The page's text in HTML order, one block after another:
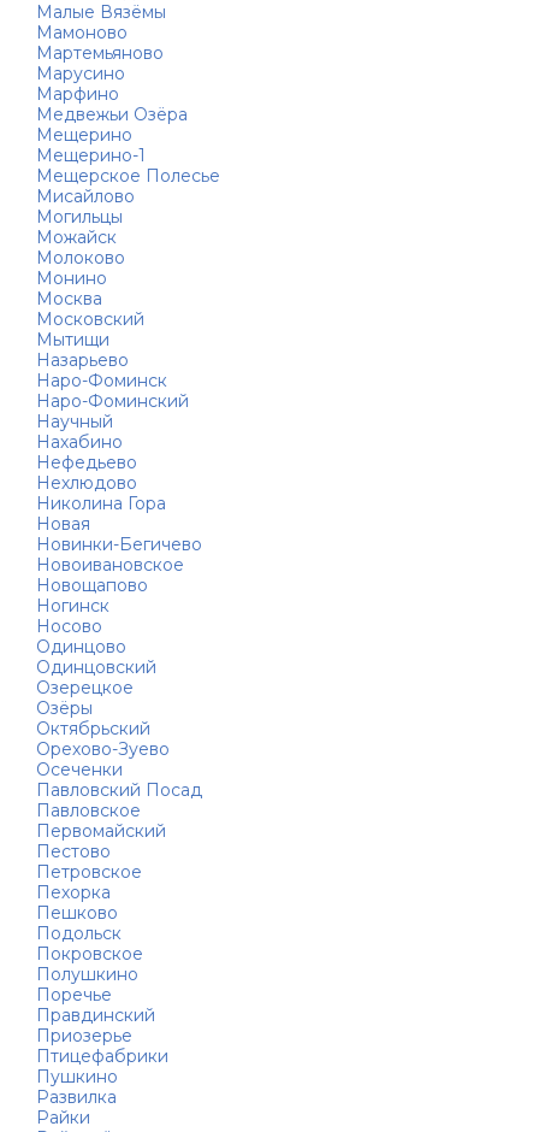
Малые Вязёмы
Мамоново
Мартемьяново
Марусино
Марфино
Медвежьи Озёра
Мещерино
Мещерино-1
Мещерское Полесье
Мисайлово
Могильцы
Можайск
Молоково
Монино
Москва
Московский
Мытищи
Назарьево
Наро-Фоминск
Наро-Фоминский
Научный
Нахабино
Нефедьево
Нехлюдово
Николина Гора
Новая
Новинки-Бегичево
Новоивановское
Новощапово
Ногинск
Носово
Одинцово
Одинцовский
Озерецкое
Озёры
Октябрьский
Орехово-Зуево
Осеченки
Павловский Посад
Павловское
Первомайский
Пестово
Петровское
Пехорка
Пешково
Подольск
Покровское
Полушкино
Поречье
Правдинский
Приозерье
Птицефабрики
Пушкино
Развилка
Райки